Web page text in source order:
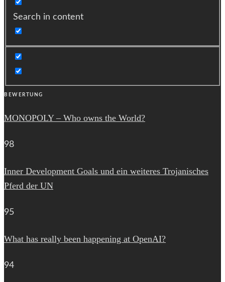
Search in content
BEWERTUNG
MONOPOLY – Who owns the World?
98
Inner Development Goals und ein weiteres Trojanisches
Pferd der UN
95
What has really been happening at OpenAI?
94